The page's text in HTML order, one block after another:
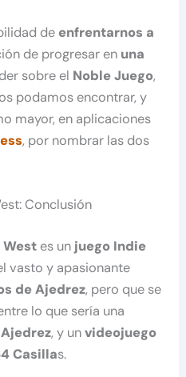
de enfrentarnos a
de progresar en una
sobre el Noble Juego,
podamos encontrar, y
mayor, en aplicaciones
, por nombrar las dos
Conclusión
West es un juego Indie
vasto y apasionante
de Ajedrez, pero que se
lo que sería una
Ajedrez, y unvideojuego
Casillas.